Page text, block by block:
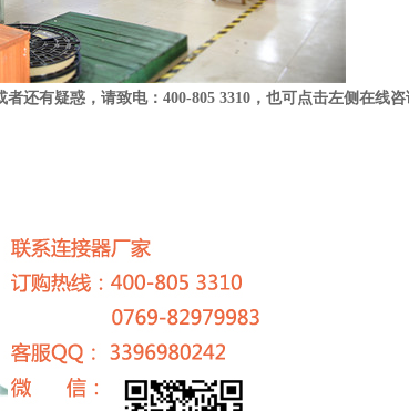
者还有疑惑，请致电： 400-805 3310 ， 也可点击左侧在线